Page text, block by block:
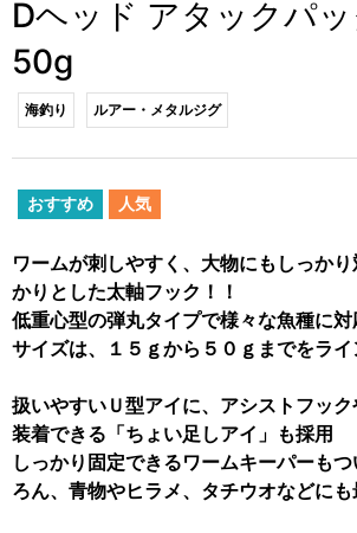
Dヘッド アタックパッ
50g
海釣り ルアー・メタルジグ
おすすめ 人気
ワームが刺しやすく、大物にもしっか
かりとした太軸フック！！
低重心型の弾丸タイプで様々な魚種に対
サイズは、１５ｇから５０ｇまでをラ
扱いやすいＵ型アイに、アシストフッ
装着できる「ちょい足しアイ」も採用
しっかり固定できるワームキーパーも
ろん、青物やヒラメ、タチウオなどにも